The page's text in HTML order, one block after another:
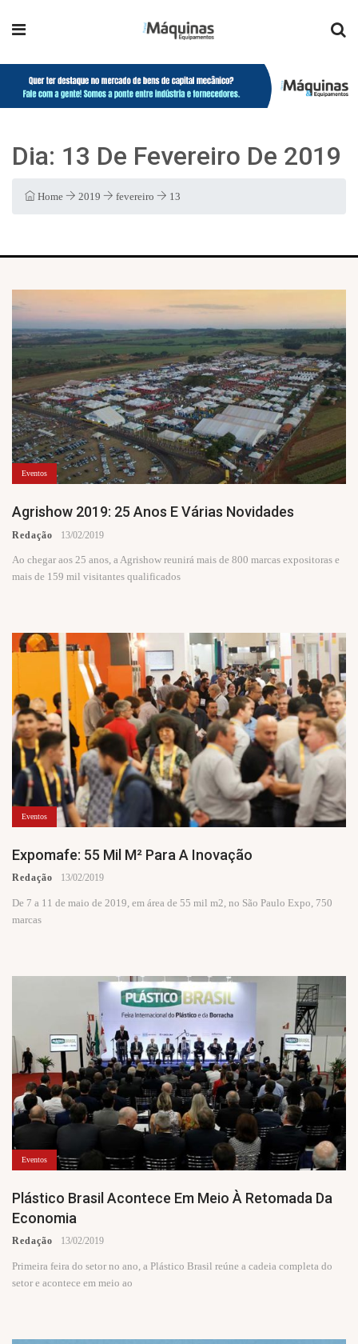
Dia: 13 De Fevereiro De 2019
Home 2019 fevereiro 13
Eventos
Agrishow 2019: 25 Anos E Várias Novidades
Redação 13/02/2019
Ao chegar aos 25 anos, a Agrishow reunirá mais de 800 marcas expositoras e
mais de 159 mil visitantes qualificados
Eventos
Expomafe: 55 Mil M² Para A Inovação
Redação 13/02/2019
De 7 a 11 de maio de 2019, em área de 55 mil m2, no São Paulo Expo, 750
marcas
Eventos
Plástico Brasil Acontece Em Meio À Retomada Da
Economia
Redação 13/02/2019
Primeira feira do setor no ano, a Plástico Brasil reúne a cadeia completa do
setor e acontece em meio ao